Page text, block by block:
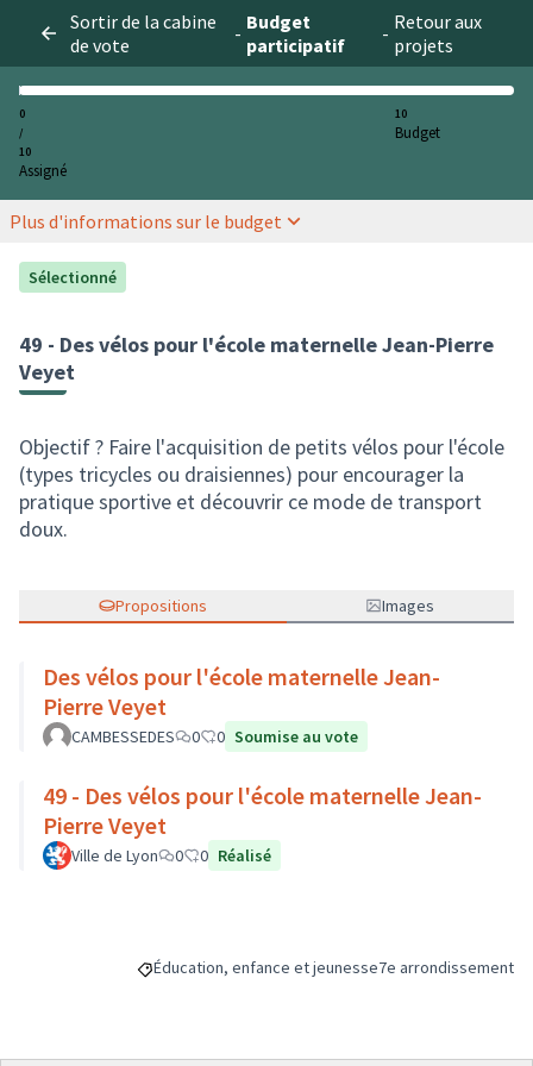
Sortir de la cabine
de vote
- Budget
participatif
- Retour aux
projets
0
/
10
Assigné
10
Budget
Plus d'informations sur le budget
Sélectionné
49 - Des vélos pour l'école maternelle Jean-Pierre
Veyet
Objectif ? Faire l'acquisition de petits vélos pour l'école
(types tricycles ou draisiennes) pour encourager la
pratique sportive et découvrir ce mode de transport
doux.
Propositions Images
Des vélos pour l'école maternelle Jean-
Pierre Veyet
CAMBESSEDES 0 0 Soumise au vote
49 - Des vélos pour l'école maternelle Jean-
Pierre Veyet
Ville de Lyon 0 0 Réalisé
Filtrer les résultats de la catégorie : Éducation,
Éducation, enfance et jeunesseFiltrer les résultats
7e arrondissement